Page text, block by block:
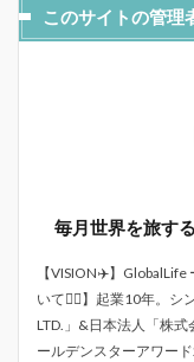
このサイトの管理
毎月世界を旅す
【VISION✈️】
いて💁‍♀️】起業10年。シ
LTD.」&日本法人「株
ールデンスターアワー